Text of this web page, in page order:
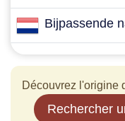
Bijpassende
Découvrez l'origine
Rechercher